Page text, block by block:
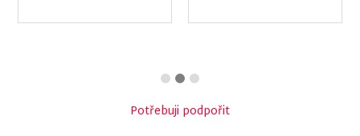
Potřebuji podpořit